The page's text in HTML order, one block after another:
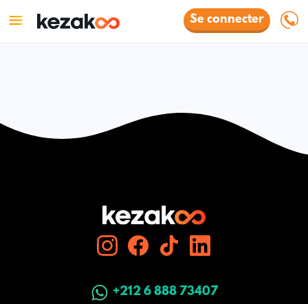
Se connecter
+212 6 888 73407